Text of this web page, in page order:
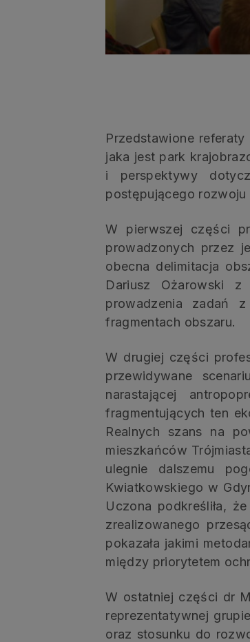
Przedstawione
jaka jest park
i perspektywy
postępującego
W pierwszej części
prowadzonych przez
obecna delimitacja
Dariusz Ożarowski z
prowadzenia zadań
fragmentach obszaru.
W drugiej części
przewidywane
narastającej
fragmentujących ten
Realnych szans na
mieszkańców
ulegnie dalszemu
Kwiatkowskiego w
Uczona podkreśliła,
zrealizowanego
pokazała jakimi
między priorytetem
W ostatniej części dr
reprezentatywnej
oraz stosunku do